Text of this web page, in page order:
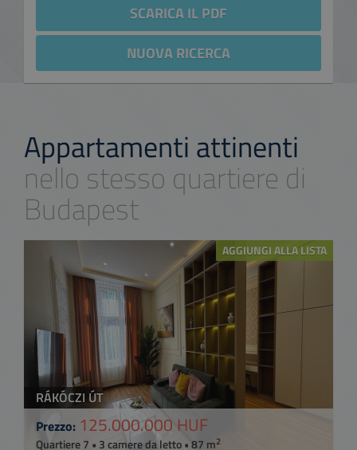
SCARICA IL PDF
NUOVA RICERCA
Appartamenti attinenti
nello stesso quartiere di
Budapest
AGGIUNGI ALLA LISTA
RÁKÓCZI ÚT
Prezzo: 125.000.000 HUF
Quartiere 7 • 3 camere da letto • 87 m2